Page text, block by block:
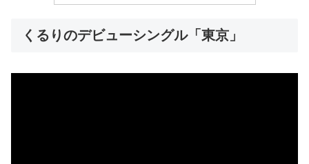
くるりのデビューシングル「東京」